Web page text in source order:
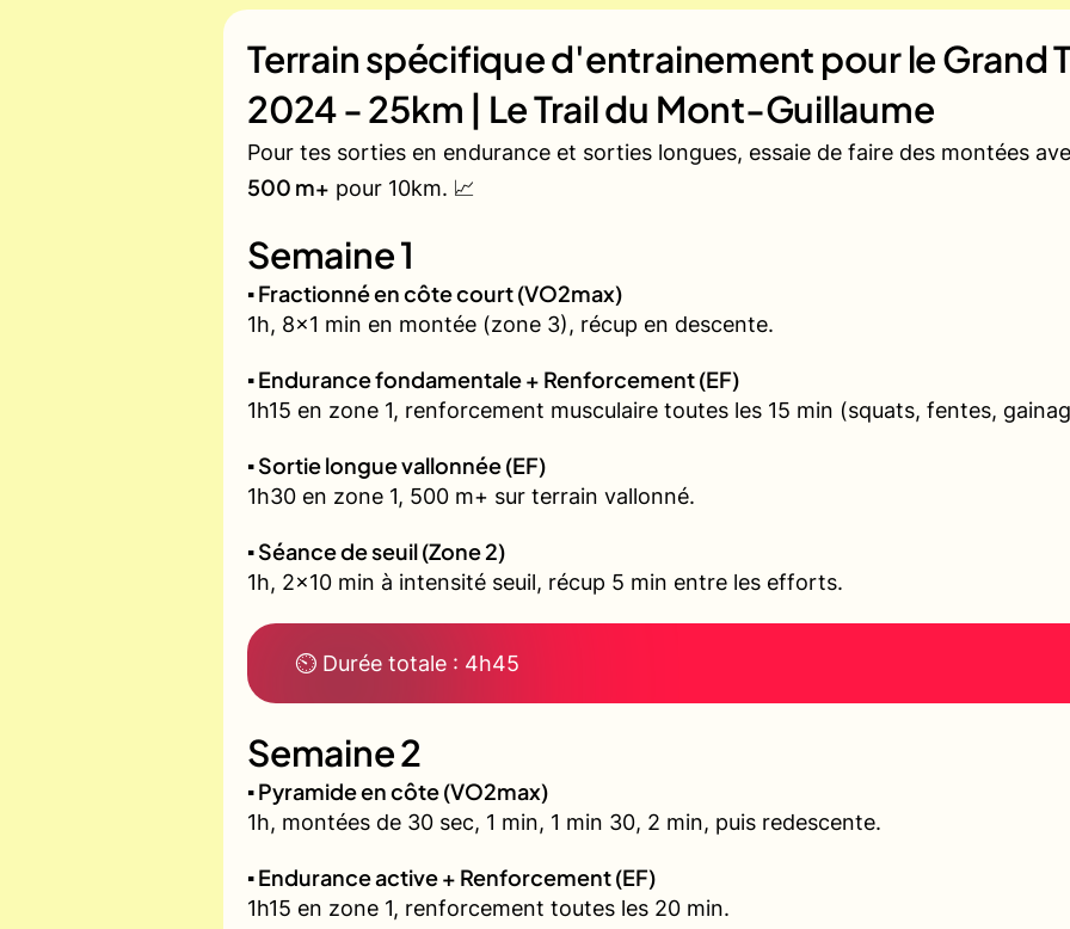
Terrain spécifique d'entrainement pour leGrand
2024 - 25km | Le Trail du Mont-Guillaume
Pour tes sorties en endurance et sorties longues, essaie de faire des montées
500 m+ pour 10km. 📈
Semaine 1
▪️ Fractionné en côte court (VO2max)
1h, 8x1 min en montée (zone 3), récup en descente.
▪️ Endurance fondamentale + Renforcement (EF)
1h15 en zone 1, renforcement musculaire toutes les 15 min (squats, fentes,
▪️ Sortie longue vallonnée (EF)
1h30 en zone 1, 500 m+ sur terrain vallonné.
▪️ Séance de seuil (Zone 2)
1h, 2x10 min à intensité seuil, récup 5 min entre les efforts.
⏲ Durée totale : 4h45
Semaine 2
▪️ Pyramide en côte (VO2max)
1h, montées de 30 sec, 1 min, 1 min 30, 2 min, puis redescente.
▪️ Endurance active + Renforcement (EF)
1h15 en zone 1, renforcement toutes les 20 min.